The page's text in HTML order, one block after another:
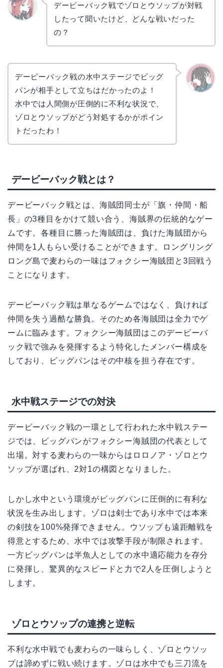
デービーバック戦でゾロとウソップが対戦
したって聞いたけど、どんな戦いだった
の？
デービーバック戦の水中ステージでビッグ
パンが相手として立ちはだかったのよ！
水中では人間側が圧倒的に不利な状況で、
ゾロとウソップがどう対処するかがポイン
トだったわ！
デービーバック戦とは？
デービーバック戦とは、海賊団同士が「旗・仲間・船
長」の3種目をかけて競い合う、海賊界の伝統的なゲー
ムです。各種目に勝った海賊団は、負けた海賊団から
仲間を1人もらい受けることができます。ロングリング
ロング島で麦わらの一味はフォクシー海賊団と3回戦う
ことになります。
デービーバック戦は単なるゲームではなく、負ければ
仲間を失う過酷な勝負。そのため各海賊団は全力でゲ
ームに臨みます。フォクシー海賊団はこのデービーバ
ック戦で強みを発揮するよう特化したメンバー構成を
しており、ビッグパンはその中核を担う存在です。
水中戦ステージでの対決
デービーバック戦の一環として行われた水中戦ステー
ジでは、ビッグパンがフォクシー海賊団の代表として
出場。対する麦わらの一味からはロロノア・ゾロとウ
ソップが選ばれ、2対1の構図となりました。
しかし水中という環境がビッグパンに圧倒的に有利な
状況を生み出します。ゾロは剣士であり水中では本来
の剣技を100%発揮できません。ウソップも遠距離戦を
得意とするため、水中では攻撃手段が制限されます。
一方ビッグパンは半魚人としての水中適応能力を存分
に発揮し、驚異的なスピードと力で2人を圧倒しようと
します。
ゾロとウソップの連携と逆転
不利な水中戦でも麦わらの一味らしく、ゾロとウソッ
プは諦めずに戦い続けます。ゾロは水中でも三刀流を